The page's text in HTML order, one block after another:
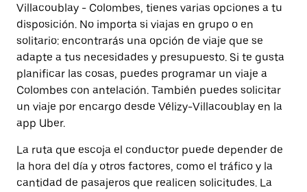
Villacoublay - Colombes, tienes varias opciones a tu
disposición. No importa si viajas en grupo o en
solitario: encontrarás una opción de viaje que se
adapte a tus necesidades y presupuesto. Si te gusta
planificar las cosas, puedes programar un viaje a
Colombes con antelación. También puedes solicitar
un viaje por encargo desde Vélizy-Villacoublay en la
app Uber.
La ruta que escoja el conductor puede depender de
la hora del día y otros factores, como el tráfico y la
cantidad de pasajeros que realicen solicitudes. La